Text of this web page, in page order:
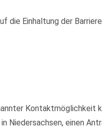
die Einhaltung der
Kontaktmöglichkeit
Niedersachsen, einen